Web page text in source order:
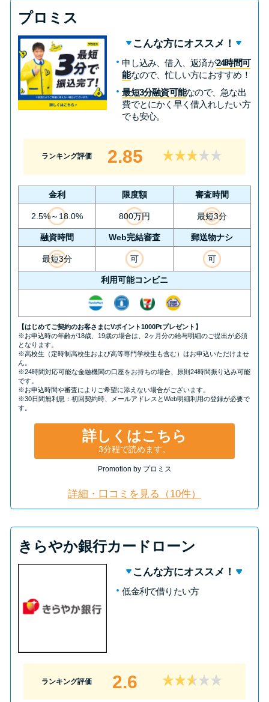
プロミス
こんな方にオススメ！
申し込み、借入、返済が24時間可
能なので、忙しい方におすすめ！
最短3分融資可能なので、急な出
費でとにかく早く借入れしたい方
でも安心。
ランキング評価 2.85
金利 限度額 審査時間
2.5%～18.0% 800万円 最短3分
融資時間 Web完結審査 郵送物ナシ
最短3分 可 可
利用可能コンビニ
【はじめてご契約のお客さまにVポイント1000Ptプレゼント】
※お申込時の年齢が18歳、19歳の場合は、2ヶ月分の給与明細のご提出が必須
となります。
※高校生（定時制高校生および高等専門学校生も含む）はお申込いただけませ
ん。
※24時間対応可能な金融機関の口座をお持ちの場合、原則24時間振り込み可能
です。
※お申込時間や審査によりご希望に添えない場合がございます。
※30日間無利息：初回契約時、メールアドレスとWeb明細利用の登録が必要で
す。
詳しくはこちら
3分程で読めます。
Promotion by プロミス
詳細・口コミを見る（10件）
きらやか銀行カードローン
こんな方にオススメ！
低金利で借りたい方
ランキング評価 2.6